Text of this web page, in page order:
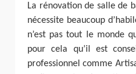
La rénovation de salle de
nécessite beaucoup
n’est pas tout le monde
pour cela qu’il est
professionnel comme